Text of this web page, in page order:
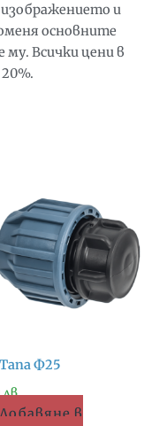
и
основните
Всички цени в
Ф25
лв.
Добавяне в